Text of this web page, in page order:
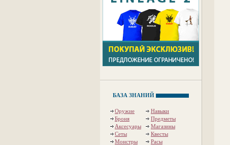
БАЗА ЗНАНИЙ
Оружие
Навыки
Броня
Предметы
Аксесуары
Магазины
Сеты
Квесты
Монстры
Расы